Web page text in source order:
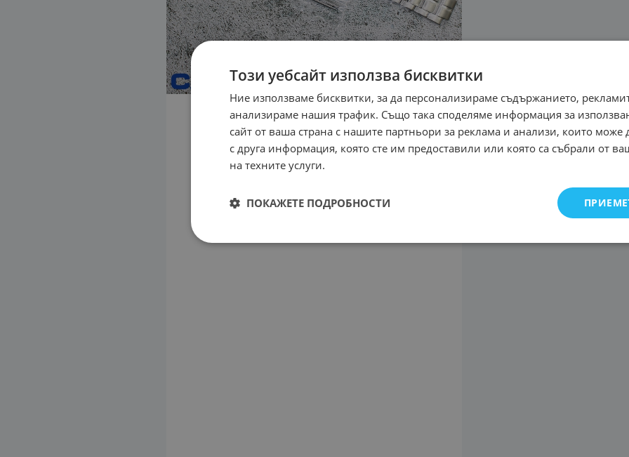
Този уебсайт използва бисквитки
Ние използваме бисквитки, за да персонализираме съдържанието,
анализираме нашия трафик. Също така споделяме информация за
сайт от ваша страна с нашите партньори за реклама и анализи, които може
с друга информация, която сте им предоставили или която са събрали от
на техните услуги.
ПОКАЖЕТЕ ПОДРОБНОСТИ